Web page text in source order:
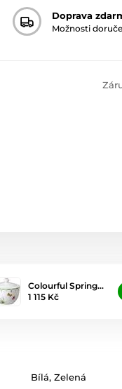
Doprava
Možnosti
Colourful Spring…
1 115 Kč
Bílá,Zelená